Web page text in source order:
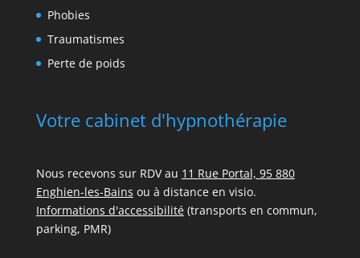
Phobies
Traumatismes
Perte de poids
Votre cabinet d'hypnothérapie
Nous recevons sur RDV au 11 Rue Portal, 95 880
Enghien-les-Bains ou à distance en visio.
Informations d'accessibilité(transports en commun,
parking, PMR)